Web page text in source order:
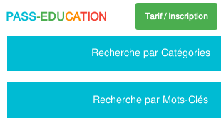
PASS-EDUCATION Tarif / Inscription
Recherche par Catégories
Recherche par Mots-Clés